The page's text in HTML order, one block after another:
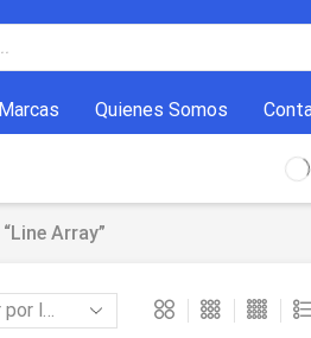
Quienes Somos
Array”